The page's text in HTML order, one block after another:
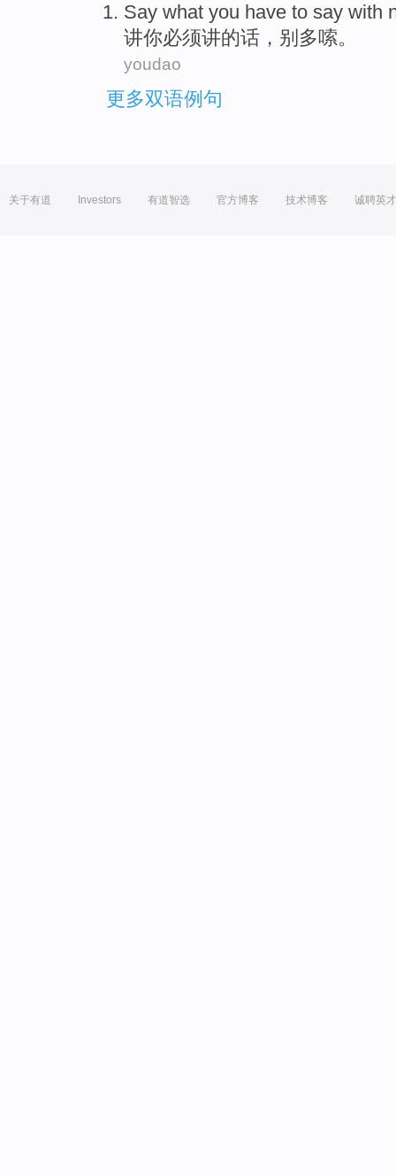
Say what you have to say with
讲你必须讲的话， 别 多嗦。
youdao
更多双语例句
关于有道 Investors 有道智选 官方博客 技术博客 诚聘英才